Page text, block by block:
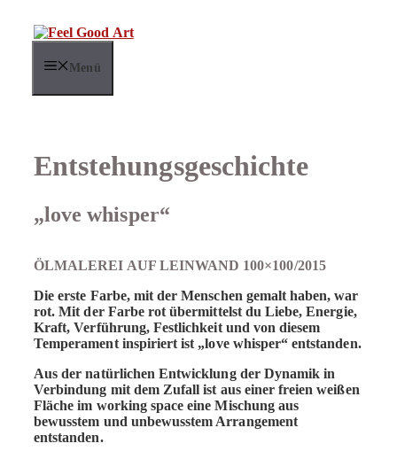
Inhalt
springen
Menü
Entstehungsgeschichte
„love whisper“
ÖLMALEREI AUF LEINWAND 100×100/2015
Die erste Farbe, mit der Menschen gemalt haben, war
rot. Mit der Farbe rot übermittelst du Liebe, Energie,
Kraft, Verführung, Festlichkeit und von diesem
Temperament inspiriert ist „love whisper“ entstanden.
Aus der natürlichen Entwicklung der Dynamik in
Verbindung mit dem Zufall ist aus einer freien weißen
Fläche im working space eine Mischung aus
bewusstem und unbewusstem Arrangement
entstanden.